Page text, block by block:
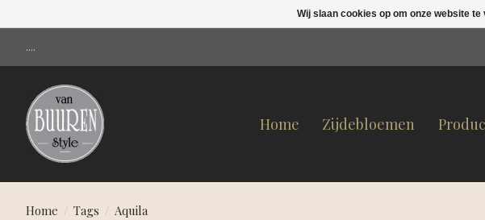
....
Home Zijdebloemen
Home / Tags / Aquila
Wij slaan cookies op om onze website